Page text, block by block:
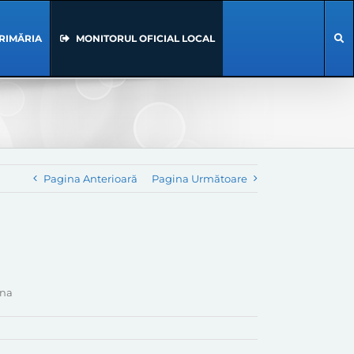
MONITORUL OFICIAL LOCAL
Pagina Anterioară Pagina Următoare